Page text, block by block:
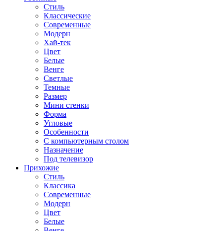
Стиль
Классические
Современные
Модерн
Хай-тек
Цвет
Белые
Венге
Светлые
Темные
Размер
Мини стенки
Форма
Угловые
Особенности
С компьютерным столом
Назначение
Под телевизор
Прихожие
Стиль
Классика
Современные
Модерн
Цвет
Белые